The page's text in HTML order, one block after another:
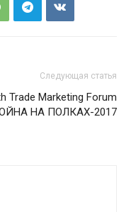
Следующая статья
Trade Marketing Forum
НА ПОЛКАХ-2017